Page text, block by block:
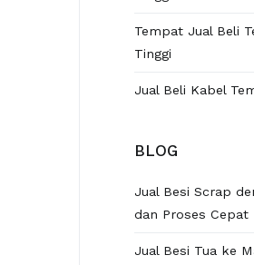
Tempat Jual Beli
Tinggi
Jual Beli Kabel
BLOG
Jual Besi Scrap
dan Proses Cepat
Jual Besi Tua ke